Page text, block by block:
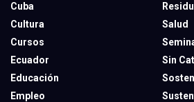
Cuba
Cultura
Cursos
Ecuador
Educación
Empleo
Salud
Sin